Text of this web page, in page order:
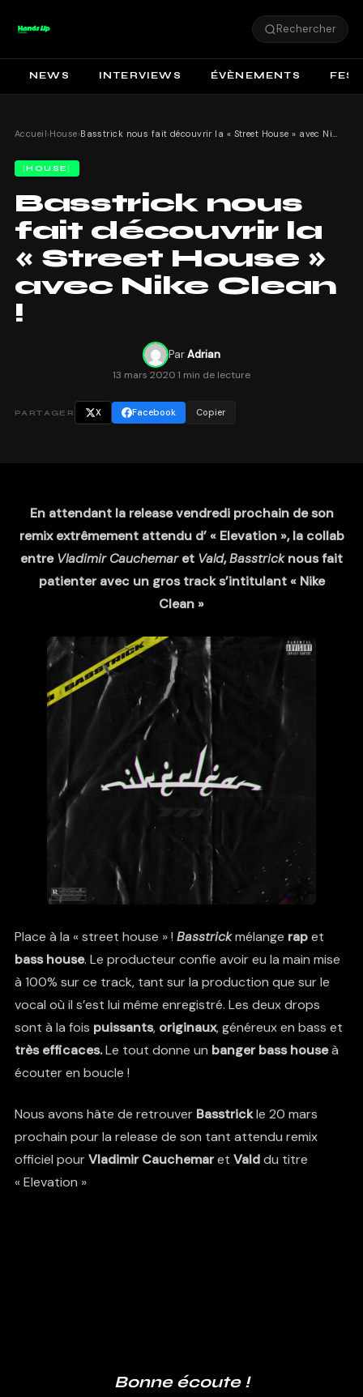
Rechercher
NEWS INTERVIEWS ÉVÈNEMENTS
Accueil›House› Basstrick nous fait découvrir la « Street House » avec Nike Clean !
HOUSE
Basstrick nous
fait découvrir la
« Street House »
avec Nike Clean
!
ParAdrian
13 mars 20201 min de lecture
PARTAGER X Facebook Copier
En attendant la release vendredi prochain de son
remix extrêmement attendu d’ « Elevation », la collab
entreVladimir Cauchemaret Vald,Basstricknous fait
patienter avec un gros track s’intitulant « Nike
Clean »
Place à la « street house » ! Basstrickmélange rapet
bass house. Le producteur confie avoir eu la main mise
à 100% sur ce track, tant sur la production que sur le
vocal où il s’est lui même enregistré. Les deux drops
sont à la fois puissants, originaux, généreux en bass et
très efficaces.Le tout donne un banger bass houseà
écouter en boucle !
Nous avons hâte de retrouverBasstrickle 20 mars
prochain pour la release de son tant attendu remix
officiel pourVladimir Cauchemaret Valddu titre
« Elevation »
Bonne écoute !